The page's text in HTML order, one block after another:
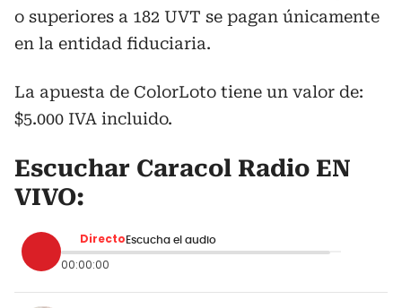
o superiores a 182 UVT se pagan únicamente
en la entidad fiduciaria.
La apuesta de ColorLoto tiene un valor de:
$5.000 IVA incluido.
Escuchar Caracol Radio EN
VIVO:
Directo Escucha el audio
00:00:00